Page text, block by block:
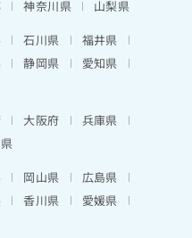
神奈川県
山梨県
石川県
福井県
静岡県
愛知県
大阪府
兵庫県
岡山県
広島県
香川県
愛媛県